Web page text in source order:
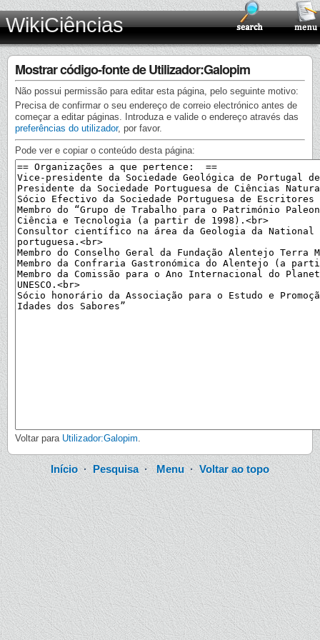
WikiCiências
Mostrar código-fonte de Utilizador:Galopim
Não possui permissão para editar esta página, pelo seguinte motivo:
Precisa de confirmar o seu endereço de correio electrónico antes de
começar a editar páginas. Introduza e valide o endereço através das
preferências do utilizador, por favor.
Pode ver e copiar o conteúdo desta página:
Voltar para Utilizador:Galopim.
Início·Pesquisa·Menu· Voltar ao topo